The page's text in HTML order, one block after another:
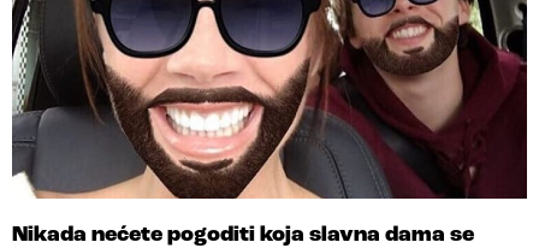
Nikada nećete pogoditi koja slavna dama se